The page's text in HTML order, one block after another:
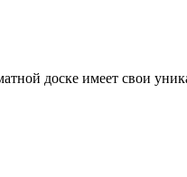
доске имеет свои